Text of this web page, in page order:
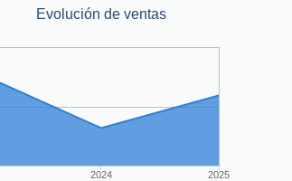
Evolución de ventas
2024 2025